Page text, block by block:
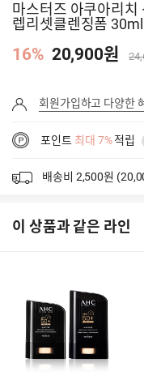
마스터즈 아쿠아리
렙리셋클렌징폼 30ml
16% 20,900원
회원가입하고 다양한
포인트 최대 7%적립
배송비 2,500원
이 상품과 같은 라인